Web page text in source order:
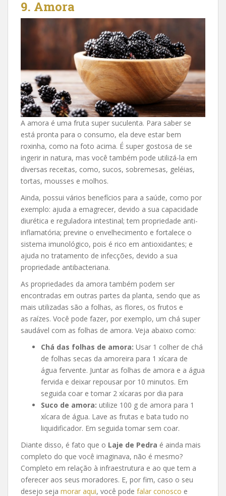
9. Amora
A amora é uma fruta super suculenta. Para saber se
está pronta para o consumo, ela deve estar bem
roxinha, como na foto acima. É super gostosa de se
ingerir in natura, mas você também pode utilizá-la em
diversas receitas, como, sucos, sobremesas, geléias,
tortas, mousses e molhos.
Ainda, possui vários benefícios para a saúde, como por
exemplo: ajuda a emagrecer, devido a sua capacidade
diurética e reguladora intestinal; tem propriedade anti-
inflamatória; previne o envelhecimento e fortalece o
sistema imunológico, pois é rico em antioxidantes; e
ajuda no tratamento de infecções, devido a sua
propriedade antibacteriana.
As propriedades da amora também podem ser
encontradas em outras partes da planta, sendo que as
mais utilizadas são a folhas, as flores, os frutos e
as raízes. Você pode fazer, por exemplo, um chá super
saudável com as folhas de amora. Veja abaixo como:
Chá das folhas de amora: Usar 1 colher de chá
de folhas secas da amoreira para 1 xícara de
água fervente. Juntar as folhas de amora e a água
fervida e deixar repousar por 10 minutos. Em
seguida coar e tomar 2 xícaras por dia para
Suco de amora: utilize 100 g de amora para 1
xícara de água. Lave as frutas e bata tudo no
liquidificador. Em seguida tomar sem coar.
Diante disso, é fato que o Laje de Pedra é ainda mais
completo do que você imaginava, não é mesmo?
Completo em relação à infraestrutura e ao que tem a
oferecer aos seus moradores. E, por fim, caso o seu
desejo seja morar aqui, você pode falar conosco e